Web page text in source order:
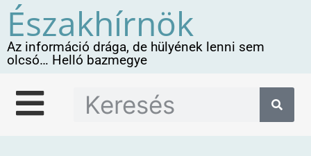
Északhírnök
Az információ drága, de hülyének lenni sem
olcsó… Helló bazmegye